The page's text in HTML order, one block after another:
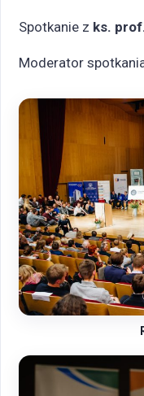
Spotkanie z ks.
Moderator